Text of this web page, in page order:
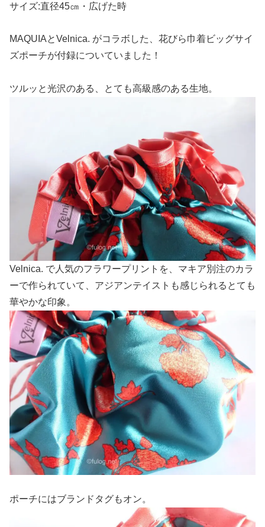
サイズ:直径45㎝・広げた時
MAQUIAとVelnica. がコラボした、花びら巾着ビッグサイ
ズポーチが付録についていました！
ツルッと光沢のある、とても高級感のある生地。
Velnica. で人気のフラワープリントを、マキア別注のカラ
ーで作られていて、アジアンテイストも感じられるとても
華やかな印象。
ポーチにはブランドタグもオン。